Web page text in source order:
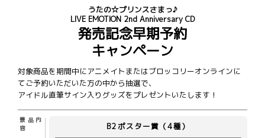
うたの☆プリンスさまっ♪
LIVE EMOTION 2nd Anniversary CD
発売記念早期予約
キャンペーン
対象商品を期間中にアニメイトまたはブロッコリーオンラインに
てご予約いただいた方の中から抽選で、
アイドル直筆サイン入りグッズをプレゼントいたします！
景品内
容
B2ポスター賞 （4種）